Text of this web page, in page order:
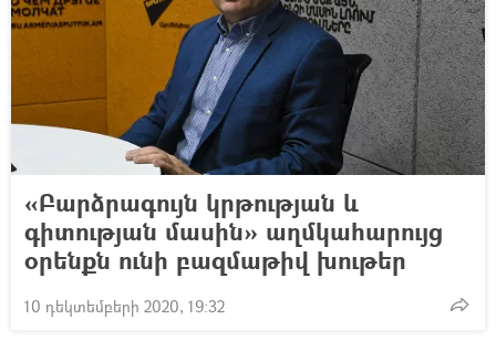
«Բարձրագույն կրթության և
գիտության մասին» աղմկահարույց
օրենքն ունի բազմաթիվ խութեր
10 դեկտեմբերի 2020, 19:32